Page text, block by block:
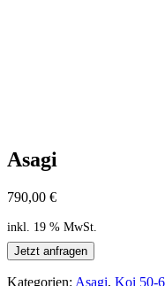
Asagi
790,00 €
inkl. 19 % MwSt.
Jetzt anfragen
Kategorien: Asagi, Koi 50-